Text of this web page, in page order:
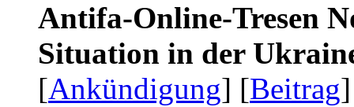
Antifa-Online-Tresen
Situation in der
[Ankündigung] [Beitrag